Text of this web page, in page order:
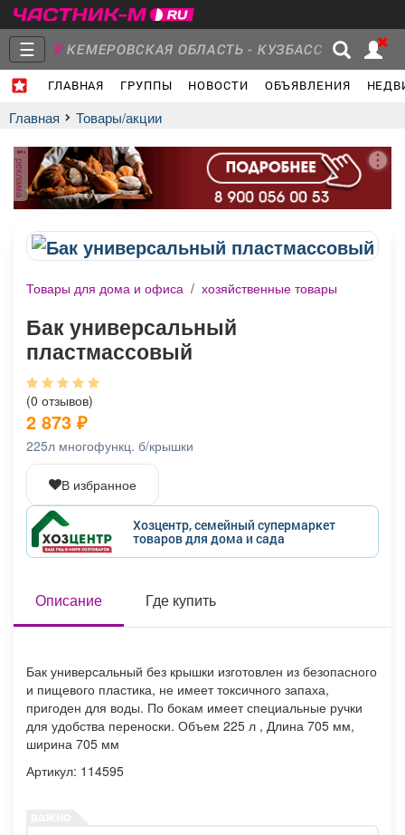
☰ КЕМЕРОВСКАЯ ОБЛАСТЬ - КУЗБАСС
ГЛАВНАЯ ГРУППЫ НОВОСТИ ОБЪЯВЛЕНИЯ
Главная
Объявления Недвижимость Услуги
Афиша
Товары
Я - пенсионер
Главная Товары/акции
реклама
Товары для дома и офиса / хозяйственные товары
Бак универсальный
пластмассовый
(0 отзывов)
2 873 ₽
225л многофункц. б/крышки
В избранное
Хозцентр, семейный супермаркет
товаров для дома и сада
Описание Где купить
Бак универсальный без крышки изготовлен из безопасного
и пищевого пластика, не имеет токсичного запаха,
пригоден для воды. По бокам имеет специальные ручки
для удобства переноски. Объем 225 л , Длина 705 мм,
ширина 705 мм
Артикул: 114595